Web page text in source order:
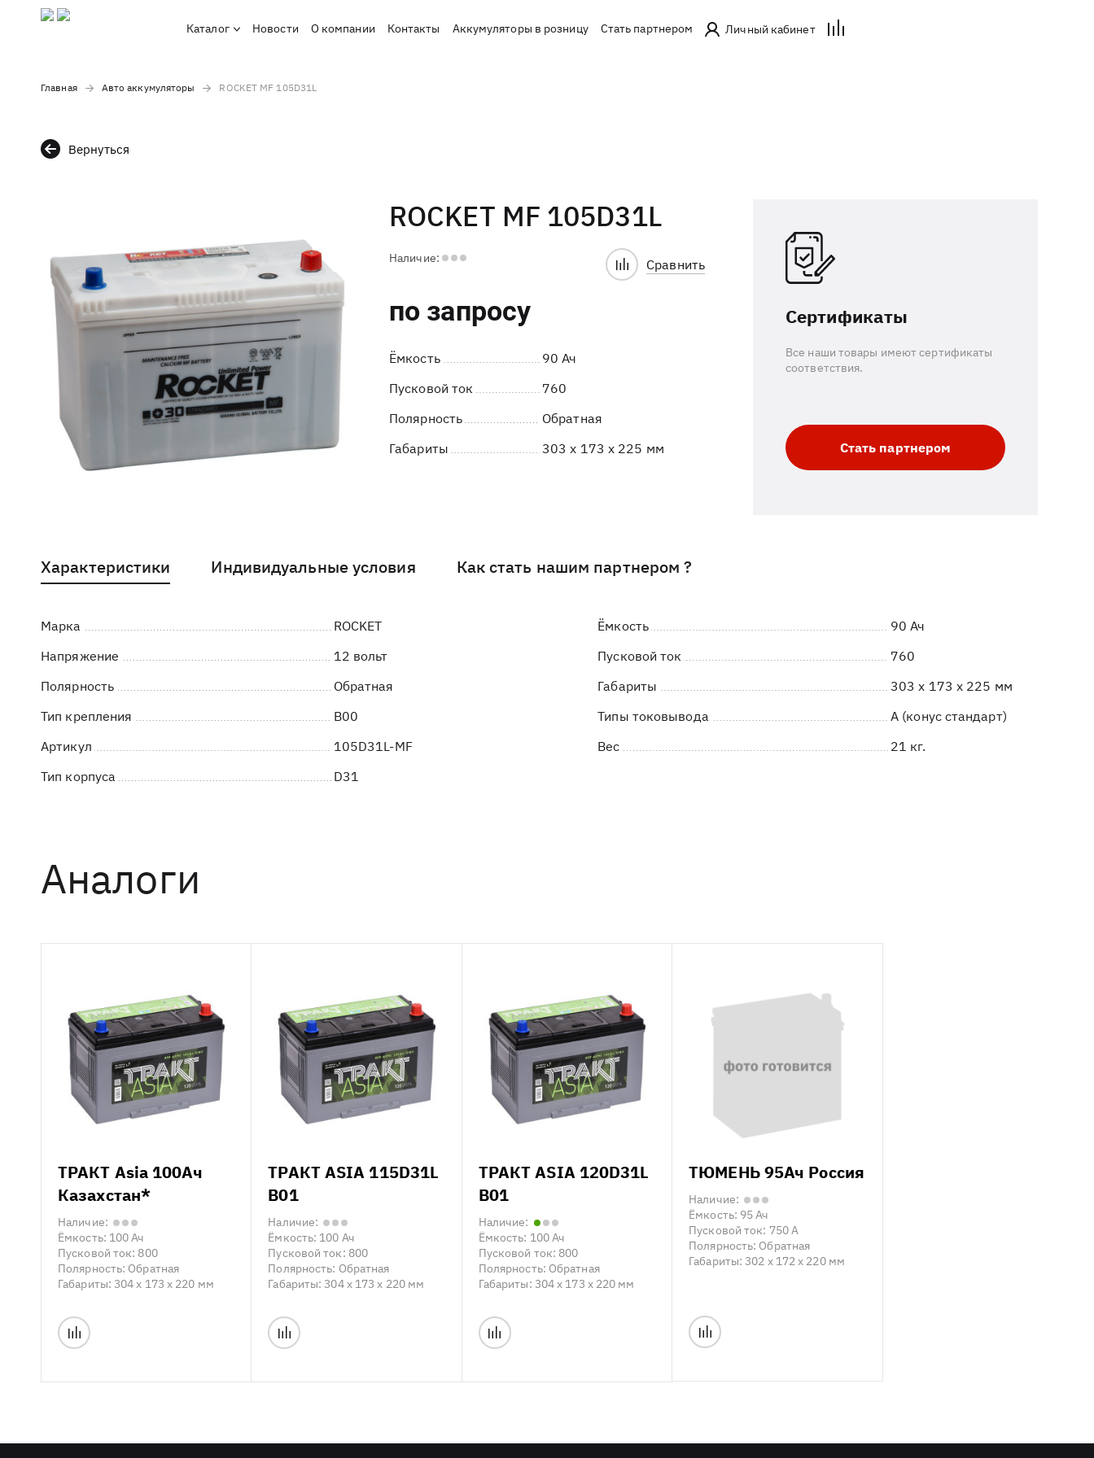
Каталог Новости О компании Контакты Аккумуляторы в розницу Стать партнером Личный кабинет
Главная Авто аккумуляторы ROCKET MF 105D31L
Вернуться
ROCKET MF 105D31L
Наличие:
по запросу
Сравнить
Ёмкость
90 Ач
Пусковой ток
760
Полярность
Обратная
Габариты
303 x 173 x 225 мм
Сертификаты
Все наши товары имеют сертификаты
соответствия.
Стать партнером
Характеристики Индивидуальные условия Как стать нашим партнером ?
Марка ROCKET Ёмкость
90 Ач
Напряжение
12 вольт Пусковой ток
760
Полярность
Обратная Габариты
303 x 173 x 225 мм
Тип крепления
B00 Типы токовывода
A (конус стандарт)
Артикул
105D31L-MF Вес
21 кг.
Тип корпуса
D31
Аналоги
ТРАКТ Asia 100Ач
Казахстан*
Наличие:
Ёмкость: 100 Ач
Пусковой ток: 800
Полярность: Обратная
Габариты: 304 x 173 x 220 мм
ТРАКТ ASIA 115D31L
B01
Наличие:
Ёмкость: 100 Ач
Пусковой ток: 800
Полярность: Обратная
Габариты: 304 x 173 x 220 мм
ТРАКТ ASIA 120D31L
B01
Наличие:
Ёмкость: 100 Ач
Пусковой ток: 800
Полярность: Обратная
Габариты: 304 x 173 x 220 мм
ТЮМЕНЬ 95Ач Россия
Наличие:
Ёмкость: 95 Ач
Пусковой ток: 750 А
Полярность: Обратная
Габариты: 302 x 172 x 220 мм